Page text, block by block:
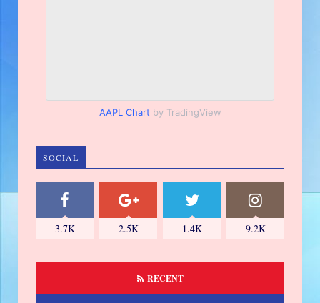
AAPL Chart by TradingView
SOCIAL
3.7K 2.5K 1.4K 9.2K
RECENT